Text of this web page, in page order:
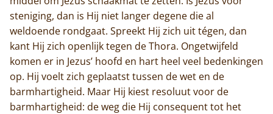
steniging, dan is Hij niet langer degene die al
weldoende rondgaat. Spreekt Hij zich uit tégen, dan
kant Hij zich openlijk tegen de Thora. Ongetwijfeld
komen er in Jezus’ hoofd en hart heel veel bedenkingen
op. Hij voelt zich geplaatst tussen de wet en de
barmhartigheid. Maar Hij kiest resoluut voor de
barmhartigheid: de weg die Hij consequent tot het